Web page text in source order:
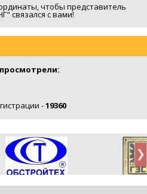
чтобы представитель
связался с вами!
-19360